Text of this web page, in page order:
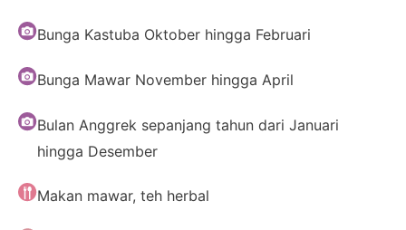
Bunga Kastuba Oktober hingga Februari
Bunga Mawar November hingga April
Bulan Anggrek sepanjang tahun dari Januari
hingga Desember
Makan mawar, teh herbal